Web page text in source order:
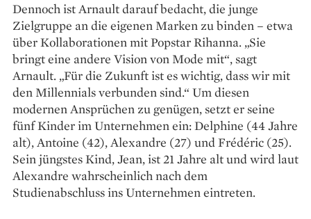
Dennoch ist Arnault darauf bedacht, die junge
Zielgruppe an die eigenen Marken zu binden – etwa
über Kollaborationen mit Popstar Rihanna. „Sie
bringt eine andere Vision von Mode mit“, sagt
Arnault. „Für die Zukunft ist es wichtig, dass wir mit
den Millennials verbunden sind.“ Um diesen
modernen Ansprüchen zu genügen, setzt er seine
fünf Kinder im Unternehmen ein: Delphine (44 Jahre
alt), Antoine (42), Alexandre (27) und Frédéric (25).
Sein jüngstes Kind, Jean, ist 21 Jahre alt und wird laut
Alexandre wahrscheinlich nach dem
Studienabschluss ins Unternehmen eintreten.